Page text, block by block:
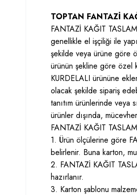
TOPTAN FANTAZİ
FANTAZİ KAĞIT
genellikle el işçiliği ile
şekilde veya ürüne göre
ürünün şekline göre özel
KURDELALI ürününe
olacak şekilde sipariş
tanıtım ürünlerinde veya
ürünler dışında,
FANTAZİ KAĞIT
1. Ürün ölçülerine göre
belirlenir. Buna karton,
2. FANTAZİ KAĞIT
hazırlanır.
3. Karton şablonu